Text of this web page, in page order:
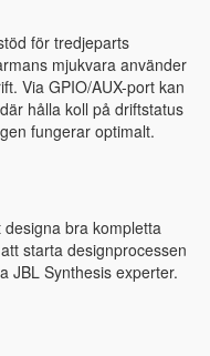
för tredjeparts
mjukvara använder
Via GPIO/AUX-port kan
hålla koll på driftstatus
fungerar optimalt.
bra kompletta
starta designprocessen
JBL Synthesis experter.